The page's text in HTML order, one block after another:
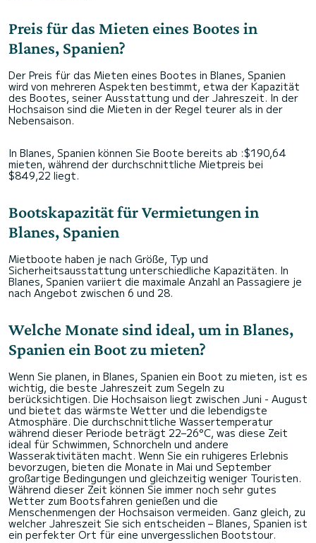
Preis für das Mieten eines Bootes in
Blanes, Spanien?
Der Preis für das Mieten eines Bootes in Blanes, Spanien
wird von mehreren Aspekten bestimmt, etwa der Kapazität
des Bootes, seiner Ausstattung und der Jahreszeit. In der
Hochsaison sind die Mieten in der Regel teurer als in der
Nebensaison.
In Blanes, Spanien können Sie Boote bereits ab :$190,64
mieten, während der durchschnittliche Mietpreis bei
$849,22 liegt.
Bootskapazität für Vermietungen in
Blanes, Spanien
Mietboote haben je nach Größe, Typ und
Sicherheitsausstattung unterschiedliche Kapazitäten. In
Blanes, Spanien variiert die maximale Anzahl an Passagiere je
nach Angebot zwischen 6 und 28.
Welche Monate sind ideal, um in Blanes,
Spanien ein Boot zu mieten?
Wenn Sie planen, in Blanes, Spanien ein Boot zu mieten, ist es
wichtig, die beste Jahreszeit zum Segeln zu
berücksichtigen. Die Hochsaison liegt zwischen Juni - August
und bietet das wärmste Wetter und die lebendigste
Atmosphäre. Die durchschnittliche Wassertemperatur
während dieser Periode beträgt 22–26°C, was diese Zeit
ideal für Schwimmen, Schnorcheln und andere
Wasseraktivitäten macht. Wenn Sie ein ruhigeres Erlebnis
bevorzugen, bieten die Monate in Mai und September
großartige Bedingungen und gleichzeitig weniger Touristen.
Während dieser Zeit können Sie immer noch sehr gutes
Wetter zum Bootsfahren genießen und die
Menschenmengen der Hochsaison vermeiden. Ganz gleich, zu
welcher Jahreszeit Sie sich entscheiden – Blanes, Spanien ist
ein perfekter Ort für eine unvergesslichen Bootstour.